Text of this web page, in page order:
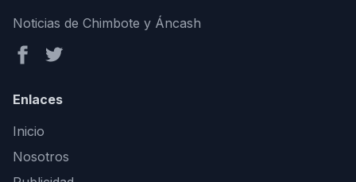
Noticias de Chimbote y Áncash
Enlaces
Inicio
Nosotros